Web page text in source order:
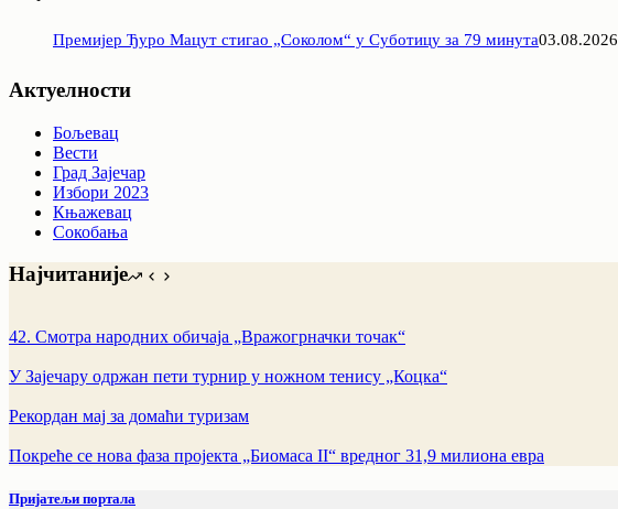
Премијер Ђуро Мацут стигао „Соколом“ у Суботицу за 79 минута03.08.2026
Актуелности
Бољевац
Вести
Град Зајечар
Избори 2023
Књажевац
Сокобања
Најчитаније
42. Смотра народних обичаја „Вражогрначки точак“
У Зајечару одржан пети турнир у ножном тенису „Коцка“
Рекордан мај за домаћи туризам
Покреће се нова фаза пројекта „Биомаса II“ вредног 31,9 милиона евра
Пријатељи портала